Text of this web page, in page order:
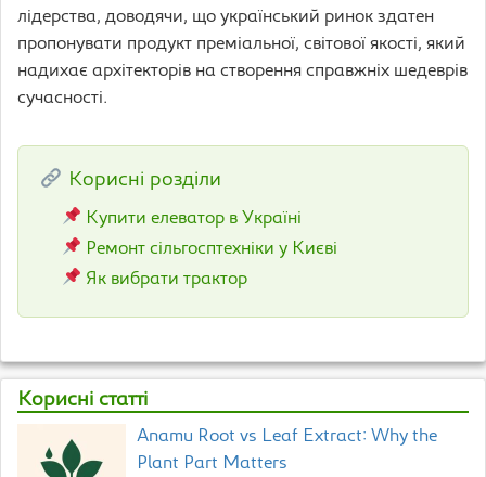
лідерства, доводячи, що український ринок здатен
пропонувати продукт преміальної, світової якості, який
надихає архітекторів на створення справжніх шедеврів
сучасності.
Корисні розділи
Купити елеватор в Україні
Ремонт сільгосптехніки у Києві
Як вибрати трактор
Корисні статті
Anamu Root vs Leaf Extract: Why the
Plant Part Matters